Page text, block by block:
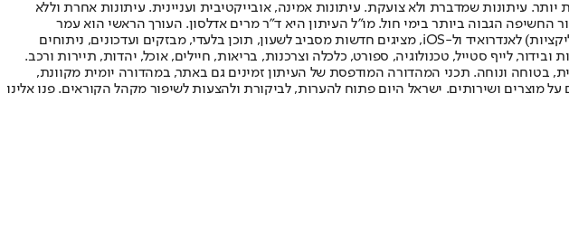
עיתונות שמדברת ולא צועקת. עיתונות אמינה, אובייקטיבית ועניינית. עיתונות אחרת וללא
הפך "ישראל היום" לעיתון הישראלי בעל שיעור החשיפה הגבוה ביותר בימי חול. מו"ל העיתון היא ד"ר מרים אדלסון. העורך הראשי הוא עמר
לחמנוביץ, והעורך המייסד הוא עמוס רגב. אתרי האינטרנט של "ישראל היום" בעברית ובאנגלית, כמו כן היישומונים (אפליקציות) לאנדרואיד ול-iOS, מציגים חדשות מסביב לשעון, תוכן בלעדי, מבזקים ועדכונים, ניתוחים
לייף סטייל, טכנולוגיה, ספורט, כלכלה וצרכנות, בריאות, חיילים, אוכל, יהדות, תיירות ורכב.
בטוחה ונוחה. תכני המהדורה המודפסת של העיתון זמינים גם באתר, במהדורה יומית מקוונת,
מוצרים ושירותים. ישראל היום פתוח להערות, לביקורת ולהצעות לשיפור מקהל הקוראים. פנו אלינו